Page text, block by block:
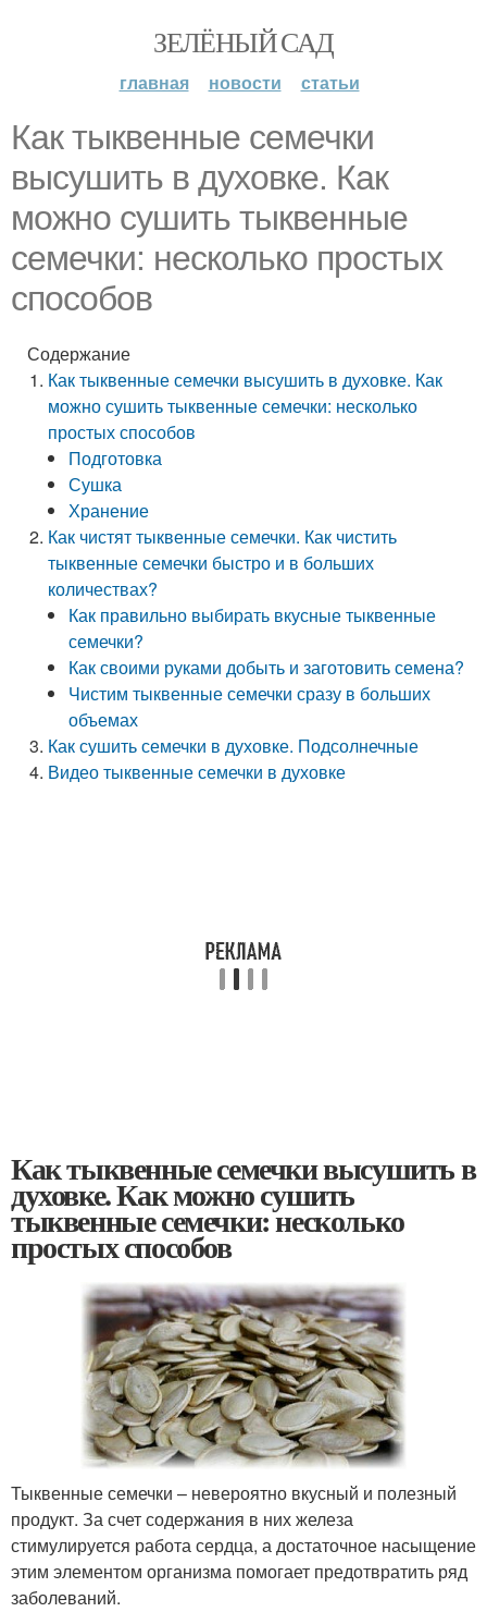
ЗЕЛЁНЫЙ САД
главная новости статьи
Как тыквенные семечки
высушить в духовке. Как
можно сушить тыквенные
семечки: несколько простых
способов
Содержание
Как тыквенные семечки высушить в духовке. Как
можно сушить тыквенные семечки: несколько
простых способов
Подготовка
Сушка
Хранение
Как чистят тыквенные семечки. Как чистить
тыквенные семечки быстро и в больших
количествах?
Как правильно выбирать вкусные тыквенные
семечки?
Как своими руками добыть и заготовить семена?
Чистим тыквенные семечки сразу в больших
объемах
Как сушить семечки в духовке. Подсолнечные
Видео тыквенные семечки в духовке
Как тыквенные семечки высушить в
духовке. Как можно сушить
тыквенные семечки: несколько
простых способов
Тыквенные семечки – невероятно вкусный и полезный
продукт. За счет содержания в них железа
стимулируется работа сердца, а достаточное насыщение
этим элементом организма помогает предотвратить ряд
заболеваний.